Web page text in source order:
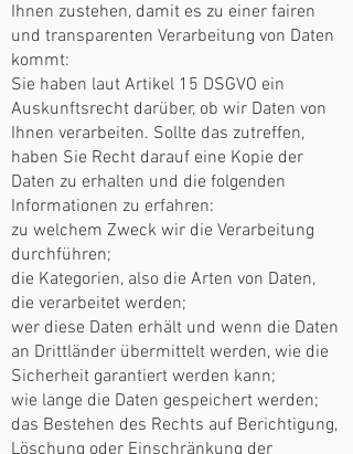
Ihnen zustehen, damit es zu einer fairen
und transparenten Verarbeitung von Daten
kommt:
Sie haben laut Artikel 15 DSGVO ein
Auskunftsrecht darüber, ob wir Daten von
Ihnen verarbeiten. Sollte das zutreffen,
haben Sie Recht darauf eine Kopie der
Daten zu erhalten und die folgenden
Informationen zu erfahren:
zu welchem Zweck wir die Verarbeitung
durchführen;
die Kategorien, also die Arten von Daten,
die verarbeitet werden;
wer diese Daten erhält und wenn die Daten
an Drittländer übermittelt werden, wie die
Sicherheit garantiert werden kann;
wie lange die Daten gespeichert werden;
das Bestehen des Rechts auf Berichtigung,
Löschung oder Einschränkung der